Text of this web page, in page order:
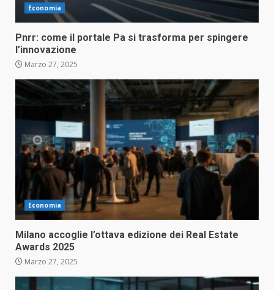
Economia
Pnrr: come il portale Pa si trasforma per spingere
l’innovazione
Marzo 27, 2025
Economia
Milano accoglie l’ottava edizione dei Real Estate
Awards 2025
Marzo 27, 2025